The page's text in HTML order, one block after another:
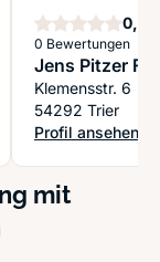
0,0
0 Bewertungen
Jens Pitzer
Klemensstr. 6
54292 Trier
Profil ansehen
: Jens Pitzer
mit